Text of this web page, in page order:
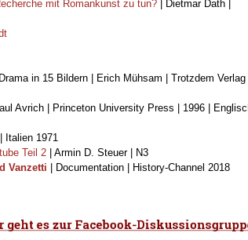
mit Romankunst zu tun? | Dietmar Dath |
in 15 Bildern | Erich Mühsam | Trotzdem Verlag
Avrich | Princeton University Press | 1996 |
Italien 1971
Teil 2 | Armin D. Steuer | N3
Vanzetti | Documentation | History-Channel 2018